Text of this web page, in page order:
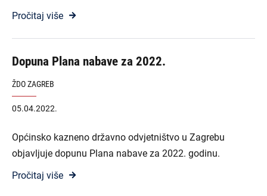
Pročitaj više
Dopuna Plana nabave za 2022.
ŽDO ZAGREB
05.04.2022.
Općinsko kazneno državno odvjetništvo u Zagrebu
objavljuje dopunu Plana nabave za 2022. godinu.
Pročitaj više